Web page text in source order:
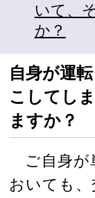
いて、
か？
自身が運
こしてし
ますか？
ご自身が
おいても、